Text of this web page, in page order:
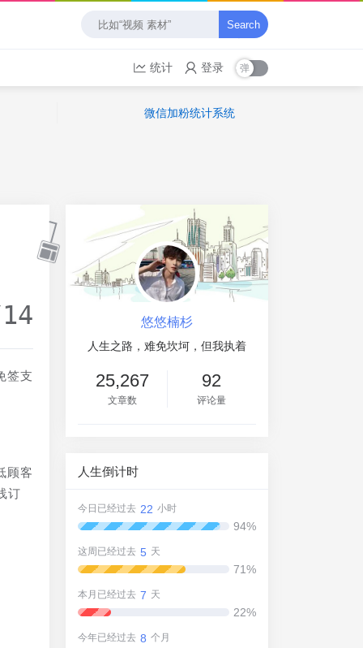
Search
统计 登录
微信加粉统计系统
签支
顾客
订
悠悠楠杉
人生之路，难免坎坷，但我执着
25,267
文章数
92
评论量
人生倒计时
今日已经过去 22 小时
94%
这周已经过去 5 天
71%
本月已经过去 7 天
22%
今年已经过去 8 个月